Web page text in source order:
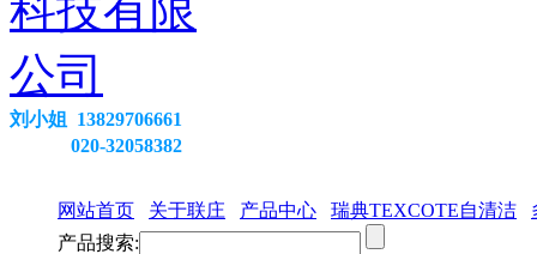
刘小姐 13829706661
020-32058382
网站首页 关于联庄 产品中心 瑞典TEXCOTE自清洁
产品搜索: